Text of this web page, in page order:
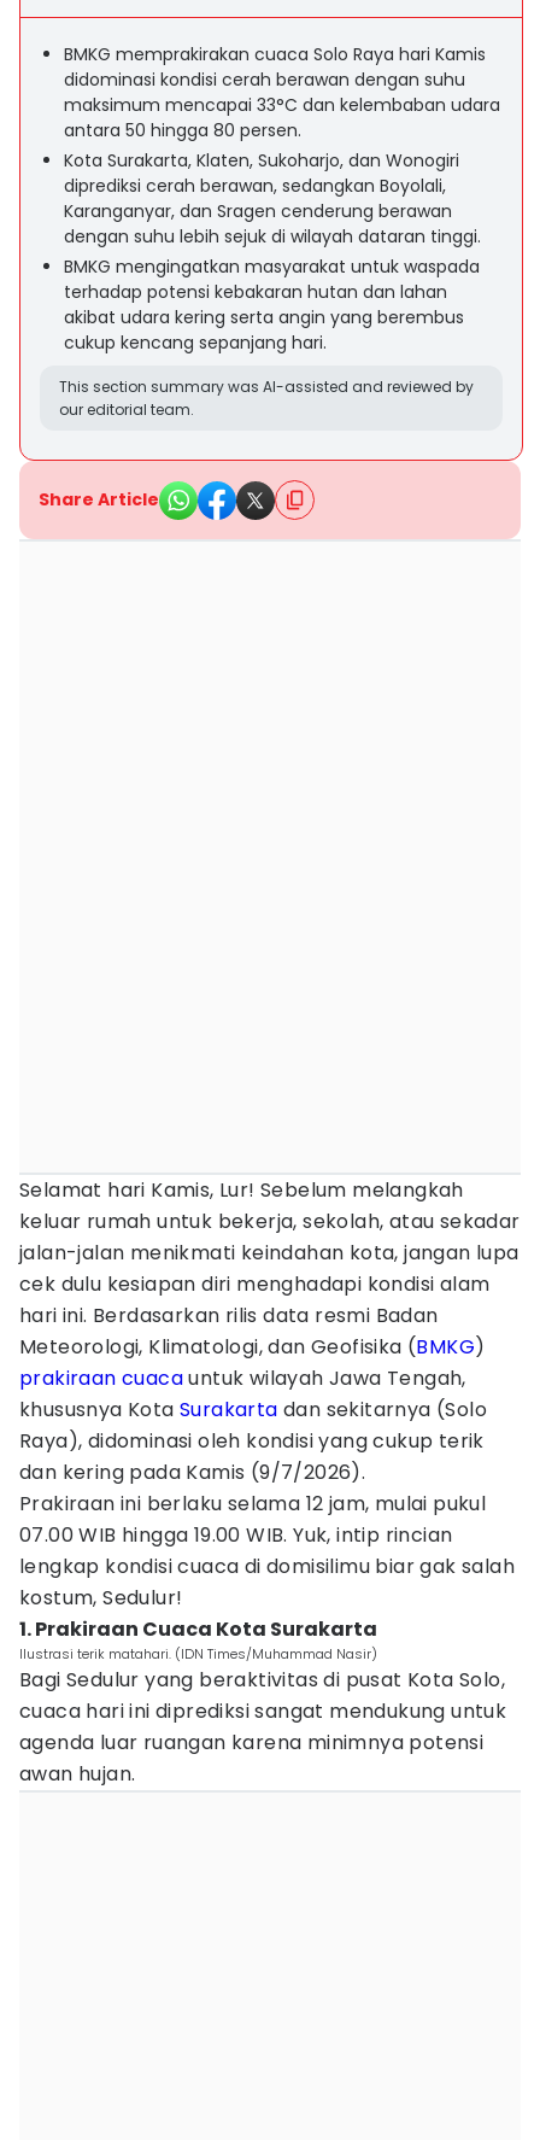
BMKG memprakirakan cuaca Solo Raya hari Kamis
didominasi kondisi cerah berawan dengan suhu
maksimum mencapai 33°C dan kelembaban udara
antara 50 hingga 80 persen.
Kota Surakarta, Klaten, Sukoharjo, dan Wonogiri
diprediksi cerah berawan, sedangkan Boyolali,
Karanganyar, dan Sragen cenderung berawan
dengan suhu lebih sejuk di wilayah dataran tinggi.
BMKG mengingatkan masyarakat untuk waspada
terhadap potensi kebakaran hutan dan lahan
akibat udara kering serta angin yang berembus
cukup kencang sepanjang hari.
This section summary was AI-assisted and reviewed by
our editorial team.
Share Article
Selamat hari Kamis, Lur! Sebelum melangkah
keluar rumah untuk bekerja, sekolah, atau sekadar
jalan-jalan menikmati keindahan kota, jangan lupa
cek dulu kesiapan diri menghadapi kondisi alam
hari ini. Berdasarkan rilis data resmi Badan
Meteorologi, Klimatologi, dan Geofisika (BMKG)
prakiraan cuacauntuk wilayah Jawa Tengah,
khususnya Kota Surakarta dan sekitarnya (Solo
Raya), didominasi oleh kondisi yang cukup terik
dan kering pada Kamis (9/7/2026).
Prakiraan ini berlaku selama 12 jam, mulai pukul
07.00 WIB hingga 19.00 WIB. Yuk, intip rincian
lengkap kondisi cuaca di domisilimu biar gak salah
kostum, Sedulur!
1. Prakiraan Cuaca Kota Surakarta
Ilustrasi terik matahari. (IDN Times/Muhammad Nasir)
Bagi Sedulur yang beraktivitas di pusat Kota Solo,
cuaca hari ini diprediksi sangat mendukung untuk
agenda luar ruangan karena minimnya potensi
awan hujan.